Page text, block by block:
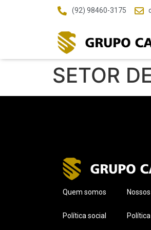
(92) 98460-3175
SETOR
Quem somos
Política social